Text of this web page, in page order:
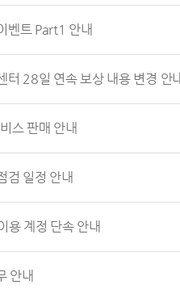
벤트 Part1 안내
터 28일 연속 보상 내용 변경 안
스 판매 안내
검 일정 안내
용 계정 단속 안내
안내